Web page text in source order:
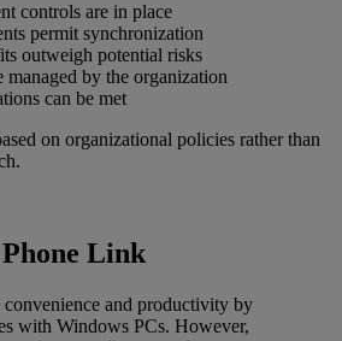
controls are in place
permit synchronization
outweigh potential risks
managed by the organization
can be met
on organizational policies rather than
Link
and productivity by
with Windows PCs. However,